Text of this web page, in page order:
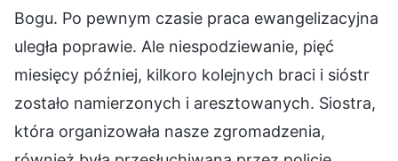
Bogu. Po pewnym czasie praca ewangelizacyjna
uległa poprawie. Ale niespodziewanie, pięć
miesięcy później, kilkoro kolejnych braci i sióstr
zostało namierzonych i aresztowanych. Siostra,
która organizowała nasze zgromadzenia,